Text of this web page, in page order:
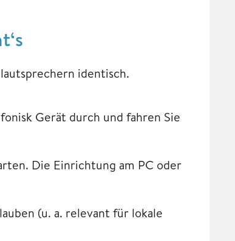
identisch.
Gerät durch und fahren Sie
Die Einrichtung am PC oder
(u. a. relevant für lokale